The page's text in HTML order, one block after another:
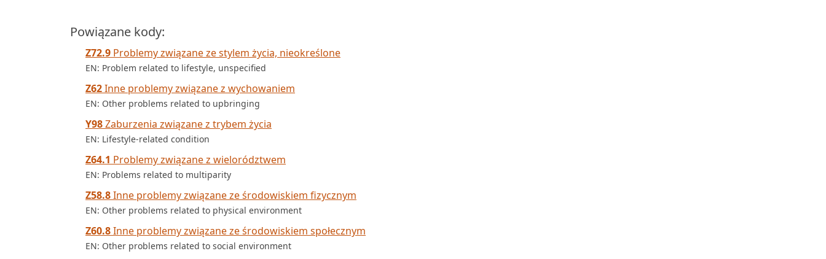
Powiązane kody:
Z72.9 Problemy związane ze stylem życia, nieokreślone
EN: Problem related to lifestyle, unspecified
Z62Inne problemy związane z wychowaniem
EN: Other problems related to upbringing
Y98Zaburzenia związane z trybem życia
EN: Lifestyle-related condition
Z64.1 Problemy związane z wielorództwem
EN: Problems related to multiparity
Z58.8Inne problemy związane ze środowiskiem fizycznym
EN: Other problems related to physical environment
Z60.8Inne problemy związane ze środowiskiem społecznym
EN: Other problems related to social environment